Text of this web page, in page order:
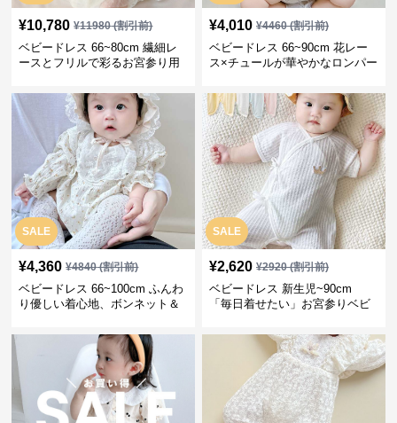
¥10,780 ¥11980(割引前)
ベビードレス 66~80cm 繊細レ
ースとフリルで彩るお宮参り用
¥4,010 ¥4460(割引前)
ベビードレス 66~90cm 花レー
ス×チュールが華やかなロンパー
SALE
¥4,360 ¥4840(割引前)
ベビードレス 66~100cm ふんわ
り優しい着心地、ボンネット＆
レス 記念フォト
SALE
¥2,620 ¥2920(割引前)
ベビードレス 新生児~90cm
「毎日着せたい」お宮参りベビ